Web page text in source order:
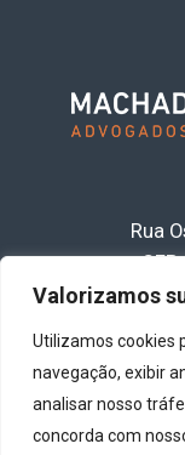
Valorizamos
Utilizamos cookies
navegação, exibir
analisar nosso
concorda com
Rua
CEP
Acesse